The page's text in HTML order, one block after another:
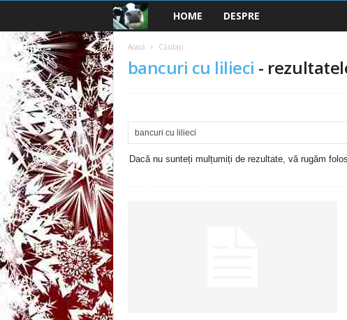
a
n
u
HOME DESPRE
Acasă Căutați
bancuri cu lilieci -
Dacă nu sunteți mulțumiți de rezultate, vă rugăm